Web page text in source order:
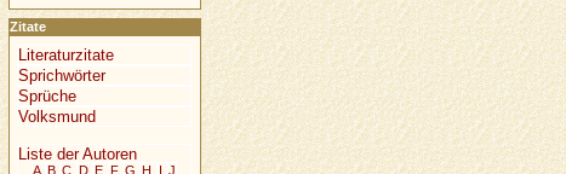
Zitate
Literaturzitate
Sprichwörter
Sprüche
Volksmund
Liste der Autoren
A B C D E F G H I J